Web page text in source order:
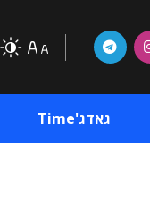
גאדג'Time